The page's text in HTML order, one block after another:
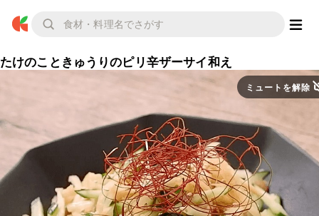
たけのこときゅうりのピリ辛ザーサイ和え
ミュートを解除